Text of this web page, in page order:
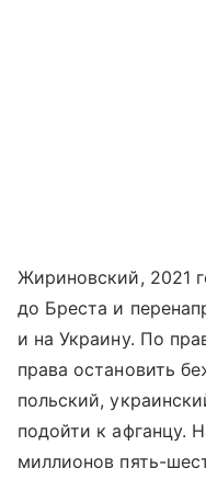
Жириновский, 2021
до Бреста и
и на Украину. По
права остановить
польский,
подойти к афганцу.
миллионов пять-​